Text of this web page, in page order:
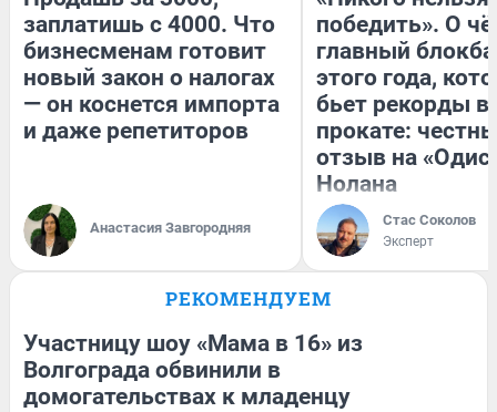
заплатишь с 4000. Что
бизнесменам готовит
новый закон о налогах
— он коснется импорта
и даже репетиторов
Анастасия Завгородняя
победить». О
главный
этого года,
бьет рекорды в
прокате:
отзыв на
Нолана
Стас Соколов
Эксперт
РЕКОМЕНДУЕМ
Участницу шоу «Мама в 16» из
Волгограда обвинили в
домогательствах к младенцу